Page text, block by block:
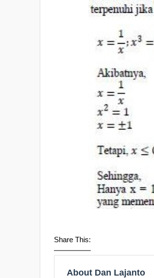
Share This:
About Dan Lajanto